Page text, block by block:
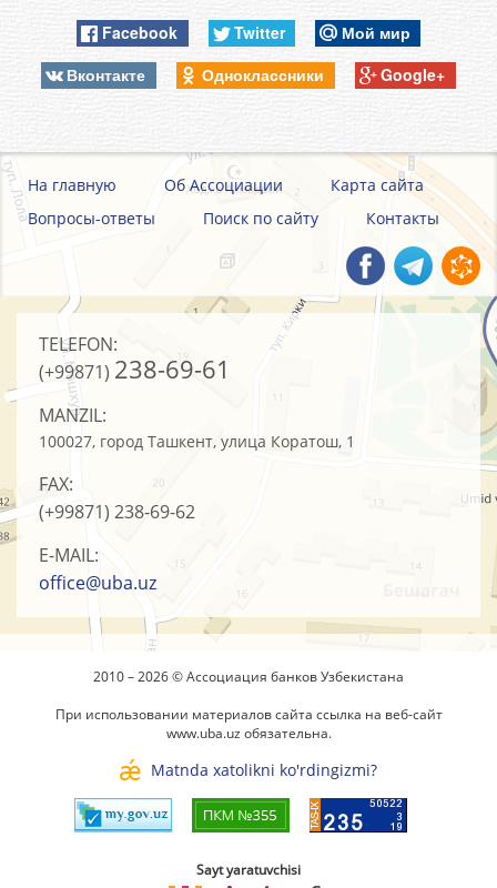
2000-2002
гг. -
Хоким Кашкадарьинской области
гг. -
«Узжилсбербанк»
вр. -
Генеральный директор Ассоциации банков
Узбекистана
Facebook Twitter
Мой мир
Вконтакте
Одноклассники Google+
На главную Об Ассоциации
Карта сайта
Вопросы-ответы
Поиск по сайту Контакты
TELEFON:
(+99871) 238-69-61
MANZIL:
100027, город Ташкент, улица Коратош, 1
FAX:
(+99871) 238-69-62
E-MAIL:
office@uba.uz
2010 – 2026 © Ассоциация банков Узбекистана
При использовании материалов сайта ссылка на веб-сайт
www.uba.uz обязательна.
Matnda xatolikni ko'rdingizmi?
Sayt yaratuvchisi